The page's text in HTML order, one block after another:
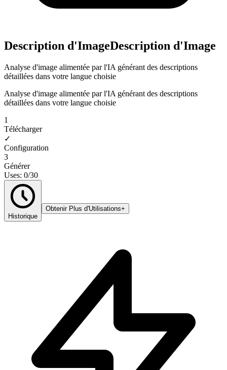
Description d'ImageDescription d'Image
Analyse d'image alimentée par l'IA générant des descriptions
détaillées dans votre langue choisie
Analyse d'image alimentée par l'IA générant des descriptions
détaillées dans votre langue choisie
1
Télécharger
✓
Configuration
3
Générer
Uses: 0/30
Historique
Obtenir Plus d'Utilisations+